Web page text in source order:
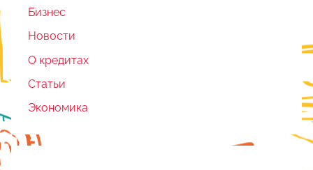
Бизнес
Новости
О кредитах
Статьи
Экономика